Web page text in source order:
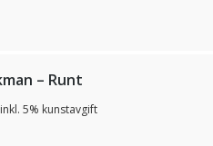
– Runt
inkl. 5% kunstavgift